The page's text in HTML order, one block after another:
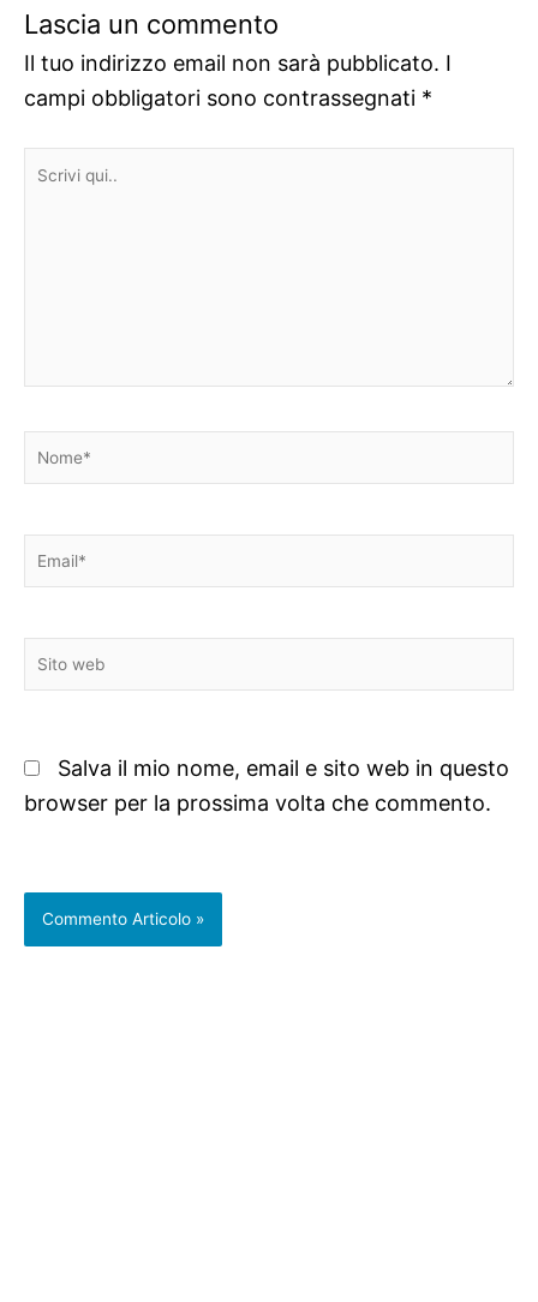
Lascia un commento
Il tuo indirizzo email non sarà pubblicato. I
campi obbligatori sono contrassegnati *
Scrivi
Nome*
Email*
Sito
web
Salva il mio nome, email e sito web in questo
browser per la prossima volta che commento.